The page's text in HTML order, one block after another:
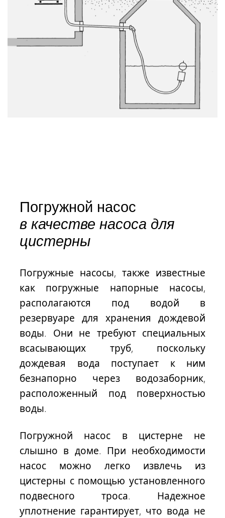
Погружной насос
в качестве насоса для
цистерны
Погружные насосы, также известные
как погружные напорные насосы,
располагаются под водой в
резервуаре для хранения дождевой
воды. Они не требуют специальных
всасывающих труб, поскольку
дождевая вода поступает к ним
безнапорно через водозаборник,
расположенный под поверхностью
воды.
Погружной насос в цистерне не
слышно в доме. При необходимости
насос можно легко извлечь из
цистерны с помощью установленного
подвесного троса. Надежное
уплотнение гарантирует, что вода не